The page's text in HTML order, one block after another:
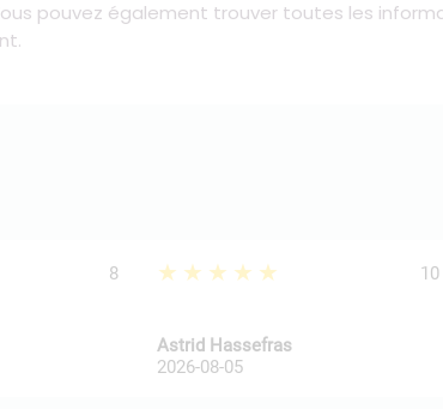
pouvez également trouver toutes les
8 ★★★★★ 10
Astrid Hassefras
2026-08-05